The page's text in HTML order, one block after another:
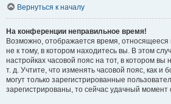
Вернуться к началу
На конференции неправильное время!
Возможно, отображается время, относящееся
не к тому, в котором находитесь вы. В этом
настройках часовой пояс на тот, в котором вы
т. д. Учтите, что изменять часовой пояс, как и
могут только зарегистрированные
зарегистрированы, то сейчас удачный момент